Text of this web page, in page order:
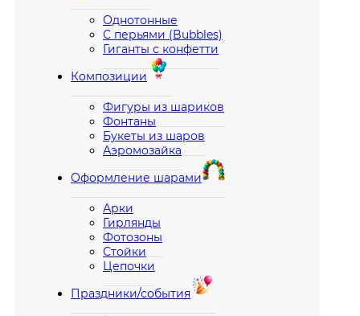
Однотонные
С перьями (Bubbles)
Гиганты с конфетти
Композиции
Фигуры из шариков
Фонтаны
Букеты из шаров
Аэромозайка
Оформление шарами
Арки
Гирлянды
Фотозоны
Стойки
Цепочки
Праздники/события